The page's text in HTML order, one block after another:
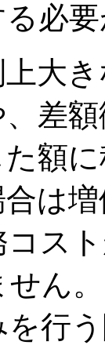
必
大
差
額
は
ス
ん
行